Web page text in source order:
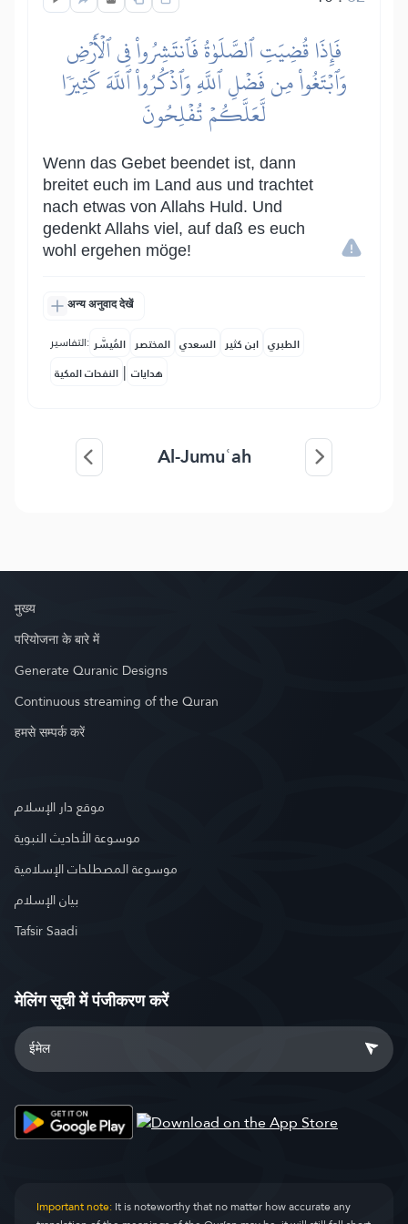
فَإِذَا قُضِيَتِ ٱلصَّلَوٰةُ فَٱنتَشِرُواْ فِي ٱلۡأَرۡضِ
وَٱبۡتَغُواْ مِن فَضۡلِ ٱللَّهِ وَٱذۡكُرُواْ ٱللَّهَ كَثِيرٗا
لَّعَلَّكُمۡ تُفۡلِحُونَ
Wenn das Gebet beendet ist, dann
breitet euch im Land aus und trachtet
nach etwas von Allahs Huld. Und
gedenkt Allahs viel, auf daß es euch
wohl ergehen möge!
अन्य अनुवाद देखें
التفاسير: المُيسَّر المختصر السعدي ابن كثير الطبري
النفحات المكية | هدايات
Al-Jumuʿah
मुख्य
परियोजना के बारे में
Generate Quranic Designs
Continuous streaming of the Quran
हमसे सम्पर्क करें
موقع دار الإسلام
موسوعة الأحاديث النبوية
موسوعة المصطلحات الإسلامية
بيان الإسلام
Tafsir Saadi
मेलिंग सूची में पंजीकरण करें
Important note:It is noteworthy that no matter how accurate any